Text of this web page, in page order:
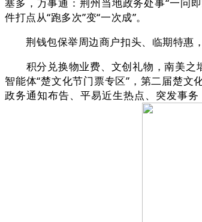
件打点从“跑多次”变“一次成”。
荆钱包保举周边商户扣头、临期特惠，
积分兑换物业费、文创礼物，南美之墙
智能体“楚文化节门票专区”，第二届楚
政务通知布告、平易近生热点、突发事